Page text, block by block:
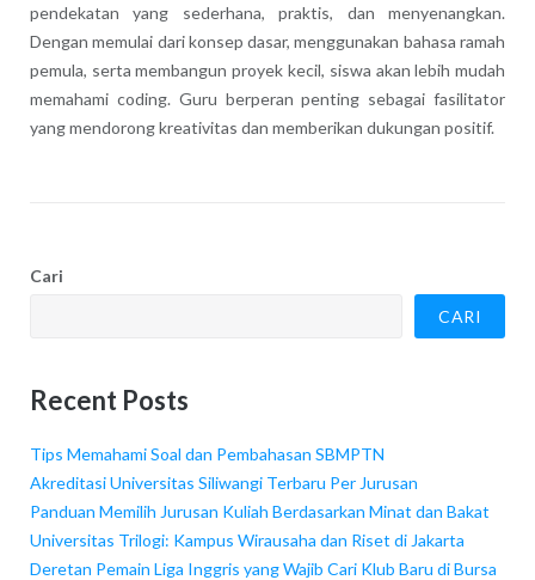
pendekatan yang sederhana, praktis, dan menyenangkan.
Dengan memulai dari konsep dasar, menggunakan bahasa ramah
pemula, serta membangun proyek kecil, siswa akan lebih mudah
memahami coding. Guru berperan penting sebagai fasilitator
yang mendorong kreativitas dan memberikan dukungan positif.
Cari
CARI
Recent Posts
Tips Memahami Soal dan Pembahasan SBMPTN
Akreditasi Universitas Siliwangi Terbaru Per Jurusan
Panduan Memilih Jurusan Kuliah Berdasarkan Minat dan Bakat
Universitas Trilogi: Kampus Wirausaha dan Riset di Jakarta
Deretan Pemain Liga Inggris yang Wajib Cari Klub Baru di Bursa